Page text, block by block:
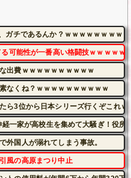
ガチであるんか？ｗｗｗｗｗｗｗｗ
可能性が一番高い格闘技ｗｗｗｗｗ
出費ｗｗｗｗｗｗｗｗｗｗ
なくね？ｗｗｗｗｗｗｗｗｗｗ
ら3位から日本シリーズ行くぞこれ
一家が高校生を集めて大騒ぎ！役
外国人が溺れてしまう事故。
風の高原まつり中止